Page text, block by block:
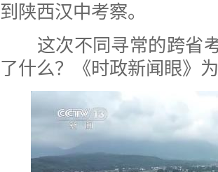
到陕西汉中考察。
这次不同寻常的跨省考
了什么？《时政新闻眼》为